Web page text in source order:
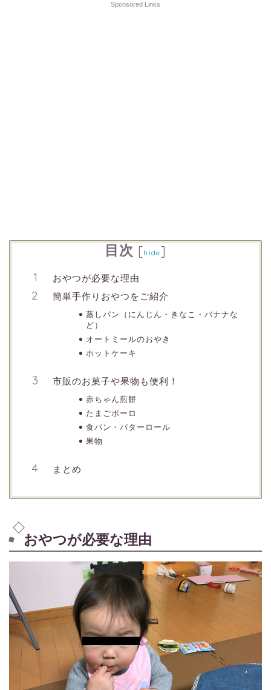
Sponsored Links
目次 [hide]
おやつが必要な理由
簡単手作りおやつをご紹介
蒸しパン（にんじん・きなこ・バナナな
ど）
オートミールのおやき
ホットケーキ
市販のお菓子や果物も便利！
赤ちゃん煎餅
たまごボーロ
食パン・バターロール
果物
まとめ
おやつが必要な理由